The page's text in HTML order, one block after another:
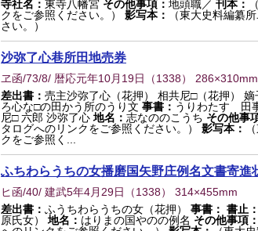
寺社名： 東寺八幡宮 その他事項： 地頭職／ 刊本：
クをご参照ください。）
影写本：
（東大史料編纂
さい。）
沙弥了心巷所田地売券
ヱ函/73/8/ 暦応元年10月19日 （1338） 286×310mm
差出書： 売主沙弥了心（花押） 相共尼□（花押） 嫡
ろ心な□の田かう所のうり文 事書： うりわたす 田
尼□ 六郎 沙弥了心 地名： 志なののこうち その他事
タログへのリンクをご参照ください。）
影写本：
クをご参照く...
ふちわらうちの女播磨国矢野庄例名文書寄進
ヒ函/40/ 建武5年4月29日 （1338） 314×455mm
差出書： ふうちわらうちの女（花押） 事書： 書止：
原氏女）
地名： はりまの国やのの例名 その他事項：